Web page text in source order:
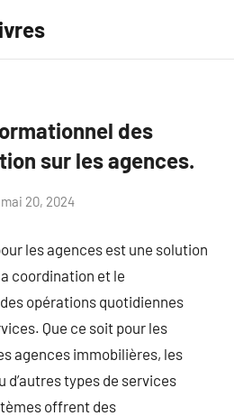
des
sur les agences.
mai 20, 2024
les agences est une solution
coordination et le
opérations quotidiennes
Que ce soit pour les
agences immobilières, les
d’autres types de services
offrent des